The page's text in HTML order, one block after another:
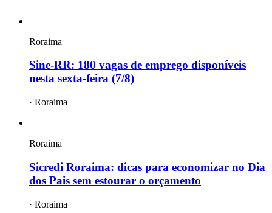
Roraima
Sine-RR: 180 vagas de emprego disponíveis
nesta sexta-feira (7/8)
· Roraima
Roraima
Sicredi Roraima: dicas para economizar no Dia
dos Pais sem estourar o orçamento
· Roraima